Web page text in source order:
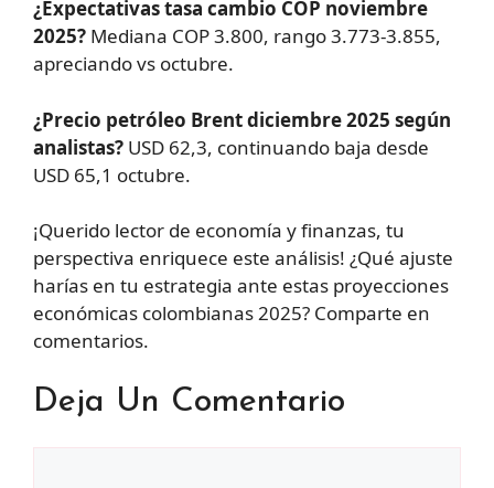
¿Expectativas tasa cambio COP noviembre
2025? Mediana COP 3.800, rango 3.773-3.855,
apreciando vs octubre.
¿Precio petróleo Brent diciembre 2025 según
analistas? USD 62,3, continuando baja desde
USD 65,1 octubre.
¡Querido lector de economía y finanzas, tu
perspectiva enriquece este análisis! ¿Qué ajuste
harías en tu estrategia ante estas proyecciones
económicas colombianas 2025? Comparte en
comentarios.
Deja Un Comentario